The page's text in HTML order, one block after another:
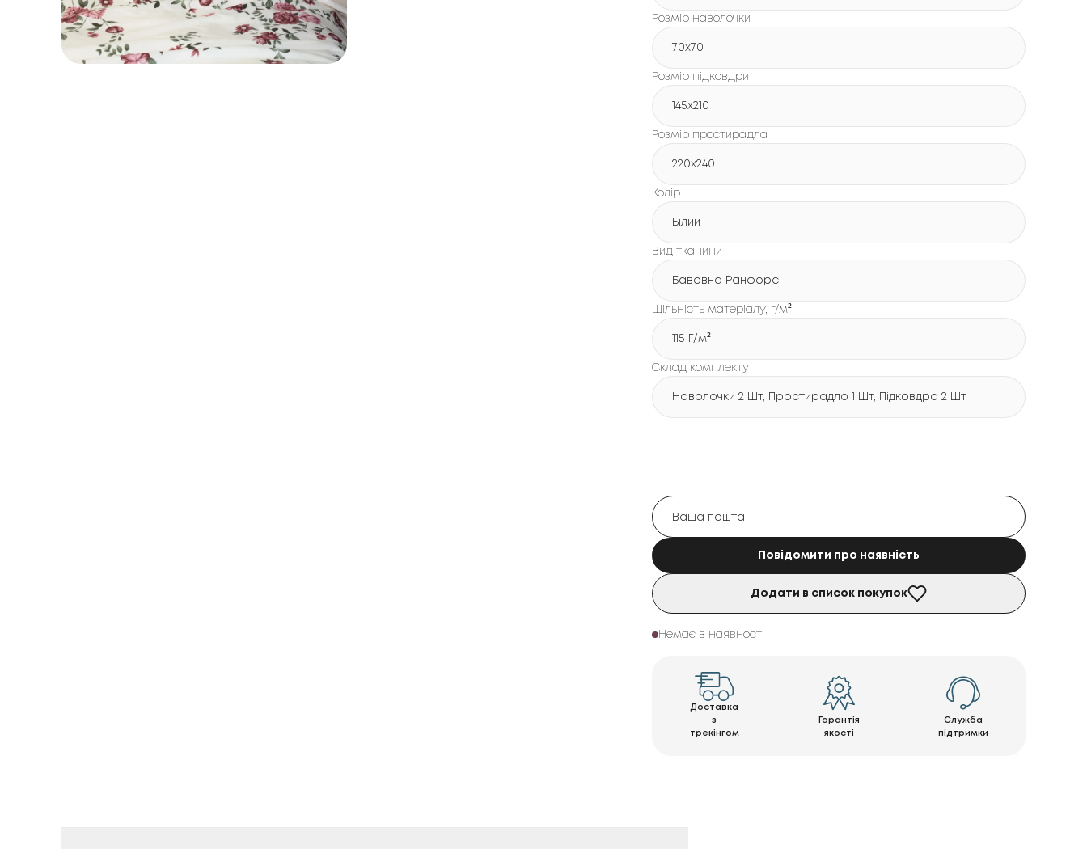
Розмір наволочки
70x70
Розмір підковдри
145x210
Розмір простирадла
220x240
Колір
Білий
Вид тканини
Бавовна Ранфорс
Щільність матеріалу, г/м²
115 Г/м²
Склад комплекту
Наволочки 2 Шт, Простирадло 1 Шт, Підковдра 2 Шт
Повідомити про наявність
Додати в список покупок
Немає в наявності
Доставка
з
трекінгом
Гарантія
якості
Служба
підтримки